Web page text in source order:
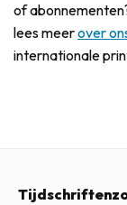
of
lees meerover
internationale